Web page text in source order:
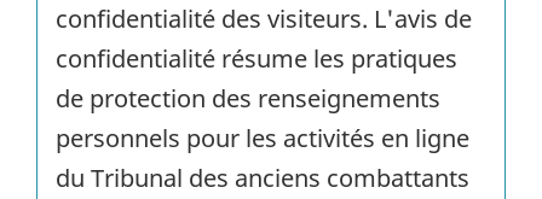
confidentialité des visiteurs. L'avis de
confidentialité résume les pratiques
de protection des renseignements
personnels pour les activités en ligne
du Tribunal des anciens combattants